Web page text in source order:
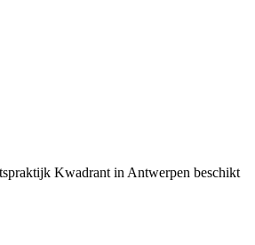
Kwadrant in Antwerpen beschikt